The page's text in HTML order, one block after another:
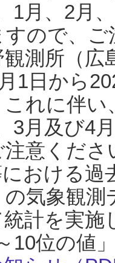
1月、2月
ので、
測所（
1日から
れに伴い
3月及び4
意くだ
おける過
の気象観
計を実
10位の値